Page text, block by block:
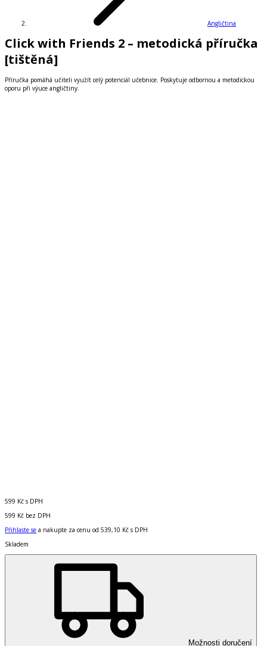
Angličtina
Click with Friends 2 – metodická příručka
[tištěná]
Příručka pomáhá učiteli využít celý potenciál učebnice. Poskytuje odbornou a metodickou
oporu při výuce angličtiny.
599 Kč s DPH
599 Kč bez DPH
Přihlaste se a nakupte za cenu od 539,10 Kč s DPH
Skladem
Možnosti doručení